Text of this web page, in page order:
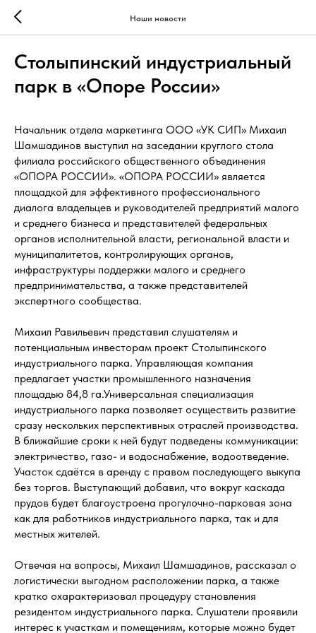
Наши новости
Столыпинский индустриальный
парк в «Опоре России»
Начальник отдела маркетинга ООО «УК СИП» Михаил
Шамшадинов выступил на заседании круглого стола
филиала российского общественного объединения
«ОПОРА РОССИИ». «ОПОРА РОССИИ» является
площадкой для эффективного профессионального
диалога владельцев и руководителей предприятий малого
и среднего бизнеса и представителей федеральных
органов исполнительной власти, региональной власти и
муниципалитетов, контролирующих органов,
инфраструктуры поддержки малого и среднего
предпринимательства, а также представителей
экспертного сообщества.
Михаил Равильевич представил слушателям и
потенциальным инвесторам проект Столыпинского
индустриального парка. Управляющая компания
предлагает участки промышленного назначения
площадью 84,8 га.Универсальная специализация
индустриального парка позволяет осуществить развитие
сразу нескольких перспективных отраслей производства.
В ближайшие сроки к ней будут подведены коммуникации:
электричество, газо- и водоснабжение, водоотведение.
Участок сдаётся в аренду с правом последующего выкупа
без торгов. Выступающий добавил, что вокруг каскада
прудов будет благоустроена прогулочно-парковая зона
как для работников индустриального парка, так и для
местных жителей.
Отвечая на вопросы, Михаил Шамшадинов, рассказал о
логистически выгодном расположении парка, а также
кратко охарактеризовал процедуру становления
резидентом индустриального парка. Слушатели проявили
интерес к участкам и помещениям, которые можно будет